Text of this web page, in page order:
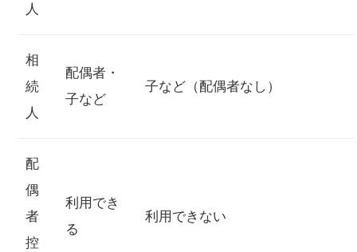
人
相
続
人
配偶者・
子など
子など（配偶者なし）
配
偶
者
控
利用でき
る
利用できない